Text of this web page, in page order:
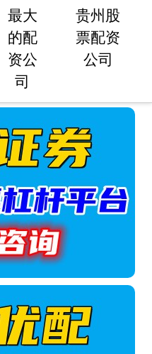
最大
的配
资公
司
贵州股
票配资
公司